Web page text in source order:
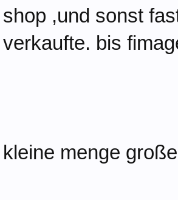
shop ,und sonst
verkaufte. bis
kleine menge